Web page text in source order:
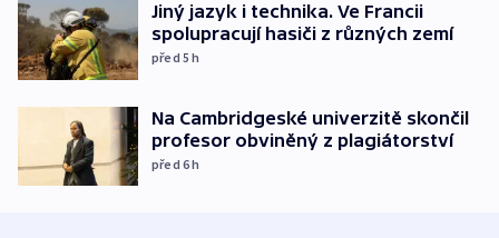
Jiný jazyk i technika. Ve Francii
spolupracují hasiči z různých zemí
před 5h
Na Cambridgeské univerzitě skončil
profesor obviněný z plagiátorství
před 6h